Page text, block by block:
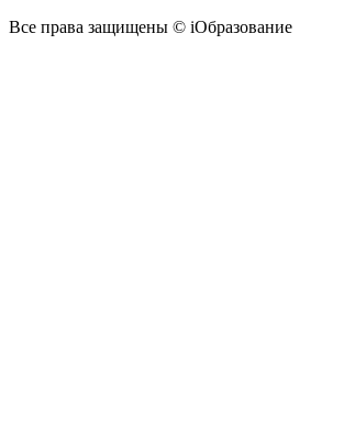
Все права защищены © iОбразование